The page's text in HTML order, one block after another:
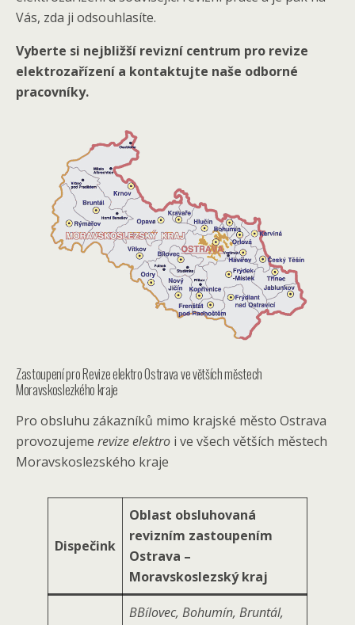
Vás, zda ji odsouhlasíte.
Vyberte si nejbližší revizní centrum pro revize
elektrozařízení a kontaktujte naše odborné
pracovníky.
Zastoupení pro Revize elektro Ostrava ve větších městech
Moravskoslezkého kraje
Pro obsluhu zákazníků mimo krajské město Ostrava
provozujeme revize elektro i ve všech větších městech
Moravskoslezského kraje
Dispečink
Oblast obsluhovaná
revizním zastoupením
Ostrava –
Moravskoslezský kraj
BBílovec, Bohumín, Bruntál,